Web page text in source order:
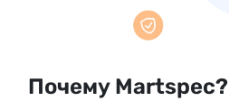
Почему Martspec?